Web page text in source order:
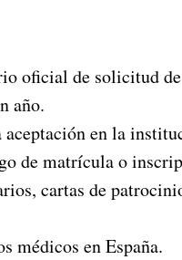
oficial de solicitud
año.
en la
de matrícula o
cartas de
médicos en España.